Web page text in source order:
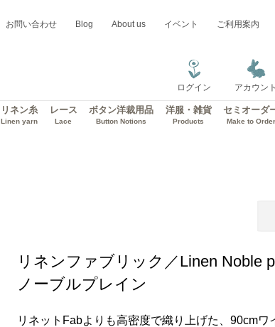
ご利用案内
イベント
About us
Blog
お問い合わせ
ログイン アカウント
リネン糸
Linen yarn
レース
Lace
ボタン洋裁用品
Button Notions
洋服・雑貨
Products
セミオーダ
Make to Order
リネンファブリック／Linen Noble
ノーブルプレイン
リネットFabよりも高密度で織り上げた、90cm